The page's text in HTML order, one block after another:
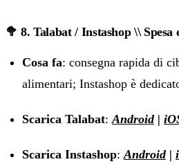
🥦 8. Talabat / Instashop \\
Cosa fa: consegna rapida di
alimentari; Instashop è
Scarica Talabat:Android |
Scarica Instashop:Android |